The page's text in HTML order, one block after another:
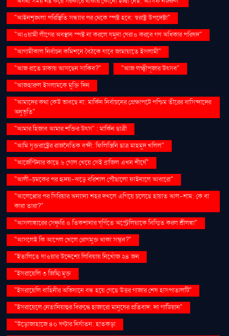
"আইনশৃঙ্খলা পরিস্থিতি সন্ধ্যার পর থেকে স্পষ্ট হবে: স্বরাষ্ট্র উপদেষ্টা"
"আওয়ামী লীগের অবস্থান স্পষ্ট না করলে যমুনা ঘেরাও করবে গণ অধিকার পরিষদ"
"আগামীকাল নির্বাচন কমিশনে বৈঠকে যাবে জামায়াতে ইসলামী"
"আজ রাতে ঢাকায় আসছেন সাকিব?"
"আজ লক্ষ্মীপূজার উৎসব"
"আজহারুল ইসলামকে মুক্তি দিন
"আমাদের কথা কেউ ভাবছে না: মার্কিন নির্বাচনের প্রেক্ষাপটে পশ্চিম তীরের বাসিন্দাদের
অনুভূতি"
"আমার হিজাব আমার শক্তির উৎস" : মার্কিন ছাত্রী
"আমি যুক্তরাষ্ট্রের রাজনৈতিক বন্দী: ফিলিস্তিনি ছাত্র মাহমুদ খলিল"
"আর্জেন্টিনার কাছে ৬ গোল খেয়ে সেই ব্রাজিল এখন শীর্ষে"
"আলী-চমকের পর হৃদয়-ঝড়ে বরিশাল পৌঁছালো ফাইনালে আবারো"
"আলেপ্পোর পর সিরিয়ার অন্যান্য শহর দখলে এগিয়ে চলেছে হায়াত আল-শাম: কে বা
কারা তারা?"
"আসলাঙ্কারের সেঞ্চুরি ও তিকশানার ঘূর্ণিতে অস্ট্রেলিয়াকে বিস্মিত করল শ্রীলঙ্কা"
"আসলেই কি আপেল খেলে রোগমুক্ত থাকা সম্ভব?"
"ইতালিতে যাওয়ার উদ্দেশ্যে লিবিয়ায় নিখোঁজ ২৪ জন
"ইসরায়েলি ৩ জিম্মি মুক্ত
"ইসরায়েলি বাহিনীর অভিযানে বন্ধ হয়ে গেছে উত্তর গাজার শেষ হাসপাতালটি"
"ইসরায়েলে নেতানিয়াহুর বিরুদ্ধে হাজারো মানুষের প্রতিবাদ: দ্য গার্ডিয়ান"
"উড়োজাহাজে ৪০ ঘণ্টার নির্যাতন: হাতকড়া